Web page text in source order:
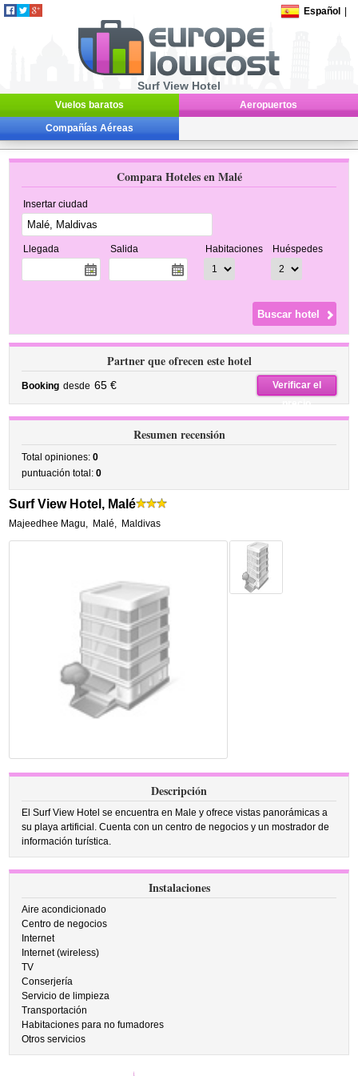
Español
Surf View Hotel
Vuelos baratos Aeropuertos
Compañías Aéreas
Compara Hoteles en Malé
Insertar ciudad
Llegada Salida Habitaciones Huéspedes
Partner que ofrecen este hotel
Booking desde 65 €
Verificar el
precio
Resumen recensión
Total opiniones:0
puntuación total:0
Surf View Hotel, Malé
Majeedhee Magu, Malé, Maldivas
Descripción
El Surf View Hotel se encuentra en Male y ofrece vistas panorámicas a
su playa artificial. Cuenta con un centro de negocios y un mostrador de
información turística.
Instalaciones
Aire acondicionado
Centro de negocios
Internet
Internet (wireless)
TV
Conserjería
Servicio de limpieza
Transportación
Habitaciones para no fumadores
Otros servicios